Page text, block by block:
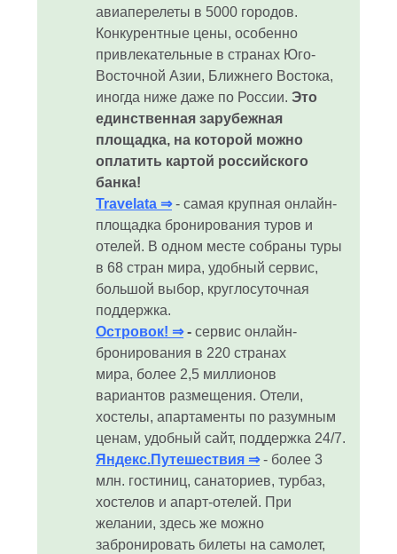
авиаперелеты в 5000 городов.
Конкурентные цены, особенно
привлекательные в странах Юго-
Восточной Азии, Ближнего Востока,
иногда ниже даже по России. Это
единственная зарубежная
площадка, на которой можно
оплатить картой российского
банка!
Travelata ⇒ - самая крупная онлайн-
площадка бронирования туров и
отелей. В одном месте собраны туры
в 68 стран мира, удобный сервис,
большой выбор, круглосуточная
поддержка.
Островок! ⇒- сервис онлайн-
бронирования в 220 странах
мира, более 2,5 миллионов
вариантов размещения. Отели,
хостелы, апартаменты по разумным
ценам, удобный сайт, поддержка 24/7.
Яндекс.Путешествия ⇒- более 3
млн. гостиниц, санаториев, турбаз,
хостелов и апарт-отелей. При
желании, здесь же можно
забронировать билеты на самолет,